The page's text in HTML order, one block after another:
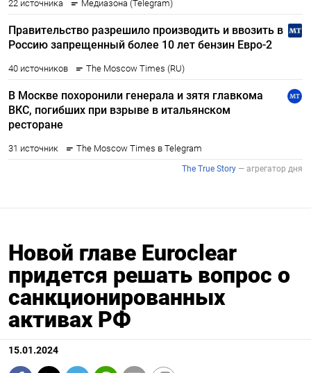
Новой главе Euroclear
придется решать вопрос о
санкционированных
активах РФ
15.01.2024